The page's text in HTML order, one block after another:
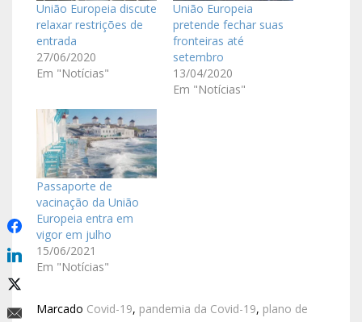
União Europeia discute
relaxar restrições de
entrada
27/06/2020
Em "Notícias"
União Europeia
pretende fechar suas
fronteiras até
setembro
13/04/2020
Em "Notícias"
Passaporte de
vacinação da União
Europeia entra em
vigor em julho
15/06/2021
Em "Notícias"
Marcado Covid-19, pandemia da Covid-19, plano de